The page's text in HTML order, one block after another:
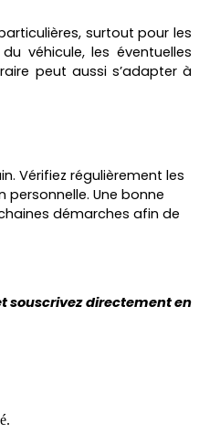
surtout pour les
véhicule, les éventuelles
peut aussi s’adapter à
Vérifiez régulièrement les
Une bonne
démarches afin de
souscrivez directement en